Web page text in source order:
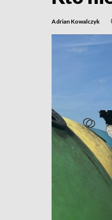
Adrian Kowalczyk